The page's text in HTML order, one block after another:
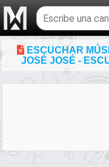
Buscar
temas
musicales
ESCUCHAR
JOSÉ JOSÉ -